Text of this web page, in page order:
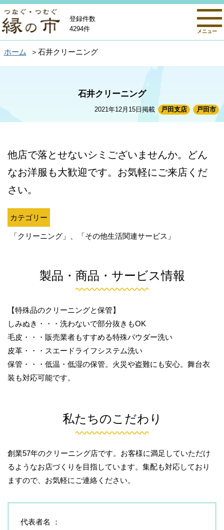
メニュー
登録件数
4294件
ホーム 石井クリーニング
2021年12月15日掲載 戸田支店 戸田市
石井クリーニング
他店で落とせないシミございませんか。どん
なお洋服も大歓迎です。お気軽にご来店くだ
さい。
カテゴリー
「クリーニング」、「その他生活関連サービス」
製品・商品・サービス情報
【特殊品のクリーニングと保管】
しみぬき・・・洗わないで部分抜きもOK
毛皮・・・販売業者もすすめる特殊パウダー洗い
皮革・・・スエードライフシステム洗い
保管・・・低温・低湿の保管。火災や盗難にも安心。舞台衣
装も対応可能です。
私たちのこだわり
創業57年のクリーニング店です。お客様に満足していただけ
るようなお店づくりを目指しています。集配も対応しており
ますので、お気軽にご連絡ください。
代表者名